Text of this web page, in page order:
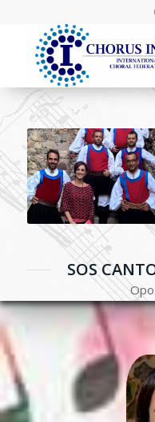
SOS